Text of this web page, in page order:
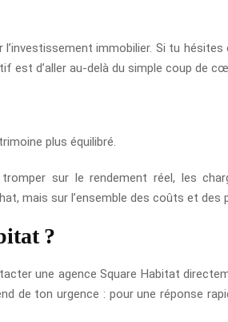
immobilier. Si tu
est d’aller au-delà du simple coup
plus équilibré.
sur le rendement réel, les
mais sur l’ensemble des coûts et des
?
une agence Square Habitat
de ton urgence : pour une réponse